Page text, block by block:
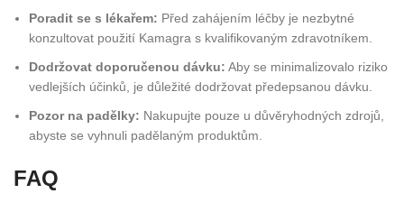
Poradit se s lékařem: Před zahájením léčby je nezbytné
konzultovat použití Kamagra s kvalifikovaným zdravotníkem.
Dodržovat doporučenou dávku: Aby se minimalizovalo riziko
vedlejších účinků, je důležité dodržovat předepsanou dávku.
Pozor na padělky: Nakupujte pouze u důvěryhodných zdrojů,
abyste se vyhnuli padělaným produktům.
FAQ